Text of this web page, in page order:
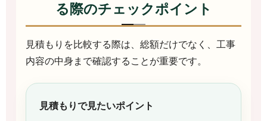
る際のチェックポイント
見積もりを比較する際は、総額だけでなく、工事
内容の中身まで確認することが重要です。
見積もりで見たいポイント